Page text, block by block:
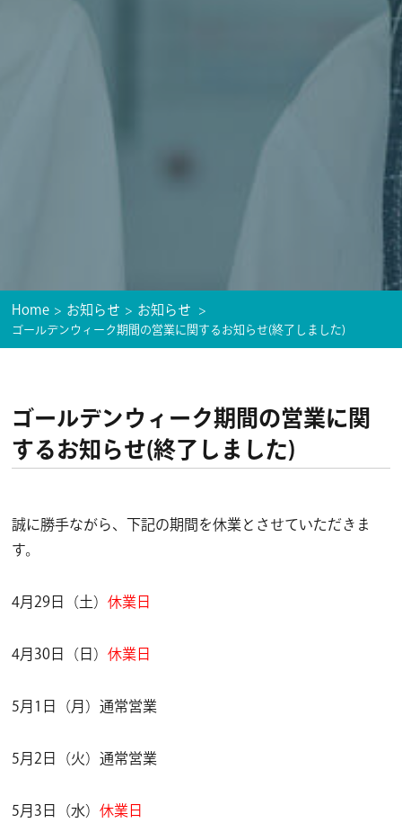
Home お知らせ お知らせ
ゴールデンウィーク期間の営業に関するお知らせ(終了しました)
ゴールデンウィーク期間の営業に関
するお知らせ(終了しました)
誠に勝手ながら、下記の期間を休業とさせていただきま
す。
4月29日（土）休業日
4月30日（日）休業日
5月1日（月）通常営業
5月2日（火）通常営業
5月3日（水）休業日